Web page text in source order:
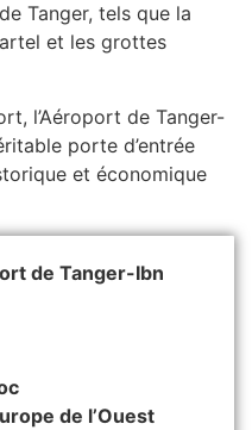
Tanger, tels que la
et les grottes
l’Aéroport de Tanger-
porte d’entrée
et économique
de Tanger-Ibn
de l’Ouest